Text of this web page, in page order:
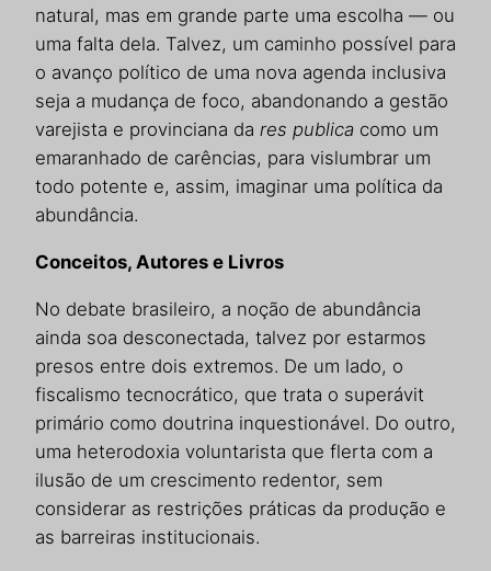
natural, mas em grande parte uma escolha — ou
uma falta dela. Talvez, um caminho possível para
o avanço político de uma nova agenda inclusiva
seja a mudança de foco, abandonando a gestão
varejista e provinciana da res publica como um
emaranhado de carências, para vislumbrar um
todo potente e, assim, imaginar uma política da
abundância.
Conceitos, Autores e Livros
No debate brasileiro, a noção de abundância
ainda soa desconectada, talvez por estarmos
presos entre dois extremos. De um lado, o
fiscalismo tecnocrático, que trata o superávit
primário como doutrina inquestionável. Do outro,
uma heterodoxia voluntarista que flerta com a
ilusão de um crescimento redentor, sem
considerar as restrições práticas da produção e
as barreiras institucionais.